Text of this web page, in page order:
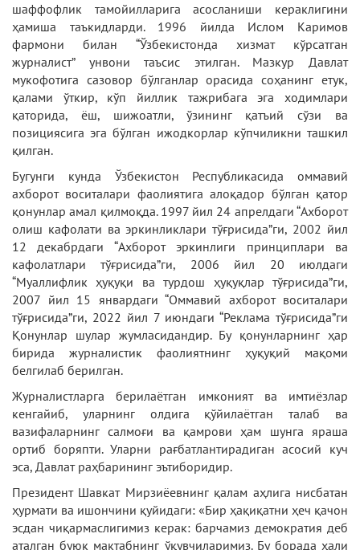
шаффофлик тамойилларига асосланиши кераклигини
ҳамиша таъкидларди. 1996 йилда Ислом Каримов
фармони билан “Ўзбекистонда хизмат кўрсатган
журналист” унвони таъсис этилган. Мазкур Давлат
мукофотига сазовор бўлганлар орасида соҳанинг етук,
қалами ўткир, кўп йиллик тажрибага эга ходимлари
қаторида, ёш, шижоатли, ўзининг қатъий сўзи ва
позициясига эга бўлган ижодкорлар кўпчиликни ташкил
қилган.
Бугунги кунда Ўзбекистон Республикасида оммавий
ахборот воситалари фаолиятига алоқадор бўлган қатор
қонунлар амал қилмоқда. 1997 йил 24 апрелдаги “Ахборот
олиш кафолати ва эркинликлари тўғрисида”ги, 2002 йил
12 декабрдаги “Ахборот эркинлиги принциплари ва
кафолатлари тўғрисида”ги, 2006 йил 20 июлдаги
“Муаллифлик ҳуқуқи ва турдош ҳуқуқлар тўғрисида”ги,
2007 йил 15 январдаги “Оммавий ахборот воситалари
тўғрисида”ги, 2022 йил 7 июндаги “Реклама тўғрисида”ги
Қонунлар шулар жумласидандир. Бу қонунларнинг ҳар
бирида журналистик фаолиятнинг ҳуқуқий мақоми
белгилаб берилган.
Журналистларга берилаётган имконият ва имтиёзлар
кенгайиб, уларнинг олдига қўйилаётган талаб ва
вазифаларнинг салмоғи ва қамрови ҳам шунга яраша
ортиб боряпти. Уларни рағбатлантирадиган асосий куч
эса, Давлат раҳбарининг эътиборидир.
Президент Шавкат Мирзиёевнинг қалам аҳлига нисбатан
ҳурмати ва ишончини қуйидаги: «Бир ҳақиқатни ҳеч қачон
эсдан чиқармаслигимиз керак: барчамиз демократия деб
аталган буюк мактабнинг ўқувчиларимиз. Бу борада ҳали